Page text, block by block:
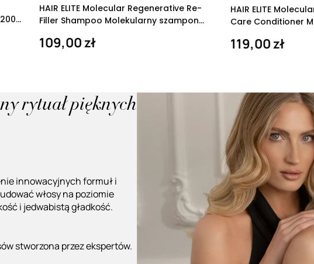
HAIR ELITE Molecular Regenerative Re-
Filler Shampoo Molekularny szampon
109,00 zł
HAIR ELITE
Care Conditioner
119,00 zł
rytuał pięknych
innowacyjnych formuł i
włosy na poziomie
i jedwabistą gładkość.
stworzona przez ekspertów.